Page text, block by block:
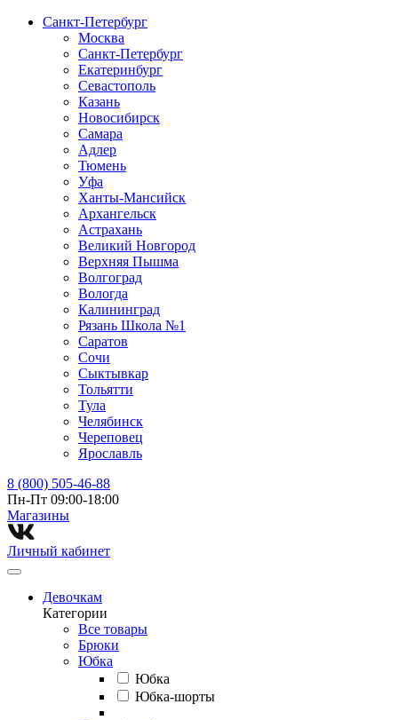
Санкт-Петербург
Москва
Санкт-Петербург
Екатеринбург
Севастополь
Казань
Новосибирск
Самара
Адлер
Тюмень
Уфа
Ханты-Мансийск
Архангельск
Астрахань
Великий Новгород
Верхняя Пышма
Волгоград
Вологда
Калининград
Рязань Школа №1
Саратов
Сочи
Сыктывкар
Тольятти
Тула
Челябинск
Череповец
Ярославль
8 (800) 505-46-88
Пн-Пт 09:00-18:00
Магазины⁠
Личный кабинет
Девочкам
Категории
Все товары
Брюки
Юбка
Юбка
Юбка-шорты